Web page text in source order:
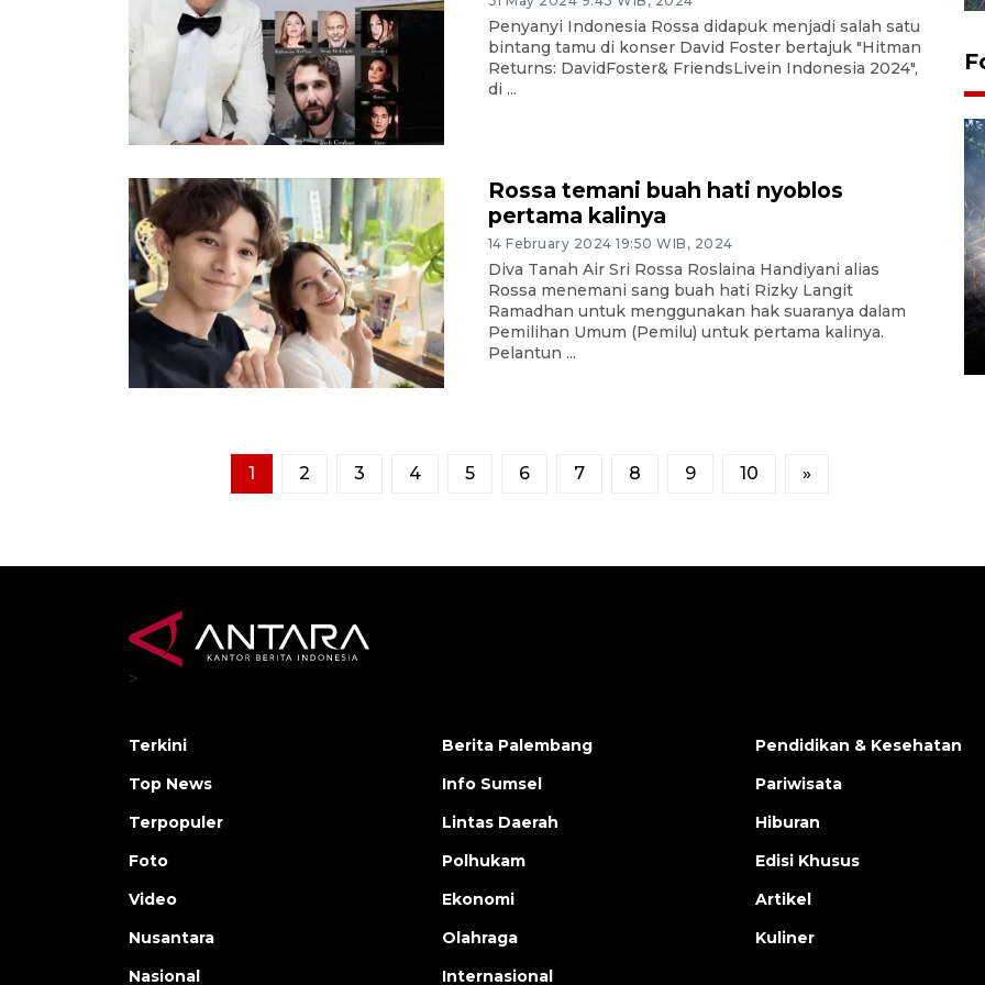
Penyanyi Indonesia Rossa didapuk menjadi salah satu
bintang tamu di konser David Foster bertajuk "Hitman
Returns: DavidFoster& FriendsLivein Indonesia 2024",
di ...
Rossa temani buah hati nyoblos
pertama kalinya
14 February 2024 19:50 WIB, 2024
Diva Tanah Air Sri Rossa Roslaina Handiyani alias
Rossa menemani sang buah hati Rizky Langit
Ramadhan untuk menggunakan hak suaranya dalam
Pemilihan Umum (Pemilu) untuk pertama kalinya.
Pelantun ...
1 2 3 4 5 6 7 8 9 10 »
Alokasi anggaran untuk bibit
kopi arabika Gayo
15 June 2026 11:15 WIB
>
Terkini
Top News
Terpopuler
Foto
Video
Nusantara
Nasional
Berita Palembang
Info Sumsel
Lintas Daerah
Polhukam
Ekonomi
Olahraga
Internasional
Pendidikan & Kesehatan
Pariwisata
Hiburan
Edisi Khusus
Artikel
Kuliner